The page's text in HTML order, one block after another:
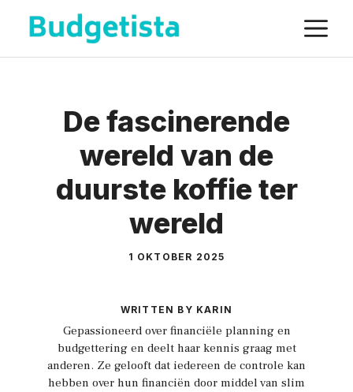
Spring
naar
de
De fascinerende
wereld van de
duurste koffie ter
wereld
1 OKTOBER 2025
WRITTEN BY KARIN
Gepassioneerd over financiële planning en
budgettering en deelt haar kennis graag met
anderen. Ze gelooft dat iedereen de controle kan
hebben over hun financiën door middel van slim